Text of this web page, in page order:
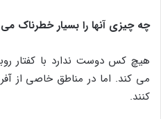
چه چیزی آنها را بسیار خطرناک
هیچ کس دوست ندارد با کفتار
می کند. اما در مناطق خاصی از
کنند.